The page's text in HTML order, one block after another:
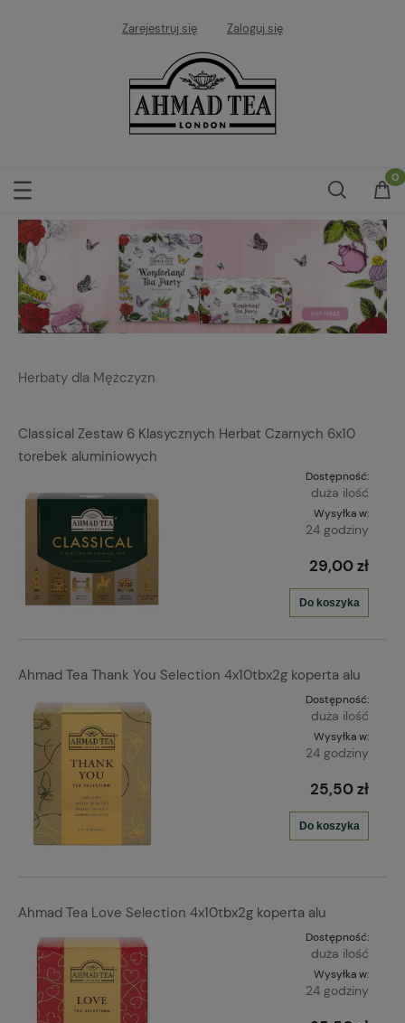
Zarejestruj się Zaloguj się
Herbaty dla Mężczyzn
Classical Zestaw 6 Klasycznych Herbat Czarnych 6x10
torebek aluminiowych
Dostępność:
duża ilość
Wysyłka w:
24 godziny
29,00 zł
Do koszyka
Ahmad Tea Thank You Selection 4x10tbx2g koperta alu
Dostępność:
duża ilość
Wysyłka w:
24 godziny
25,50 zł
Do koszyka
Ahmad Tea Love Selection 4x10tbx2g koperta alu
Dostępność:
duża ilość
Wysyłka w:
24 godziny